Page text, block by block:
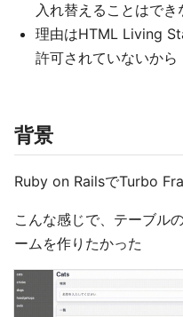
入れ替えることはでき
理由はHTML Living
許可されていないから
背景
Ruby on RailsでTurbo
こんな感じで、テーブル
ームを作りたかった